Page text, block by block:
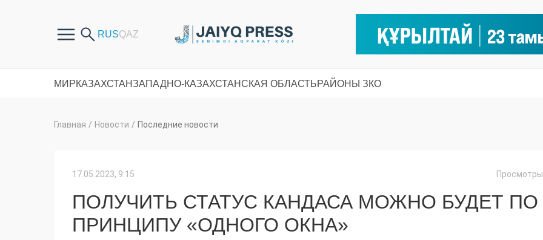
МИРКАЗАХСТАНЗАПАДНО-КАЗАХСТАНСКАЯ ОБЛАСТЬРАЙОНЫ ЗКО
Главная / Новости / Последние новости
17.05.2023, 9:15
ПОЛУЧИТЬ СТАТУС КАНДАСА МОЖНО БУДЕТ ПО
ПРИНЦИПУ «ОДНОГО ОКНА»